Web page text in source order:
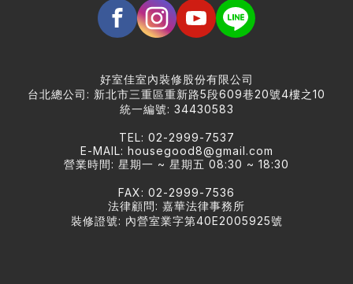
好室佳室內裝修股份有限公司
台北總公司: 新北市三重區重新路5段609巷20號4樓之10
統一編號: 34430583
TEL: 02-2999-7537
E-MAIL: housegood8@gmail.com
營業時間: 星期一 ~ 星期五 08:30 ~ 18:30
FAX: 02-2999-7536
法律顧問: 嘉華法律事務所
裝修證號: 內營室業字第40E2005925號